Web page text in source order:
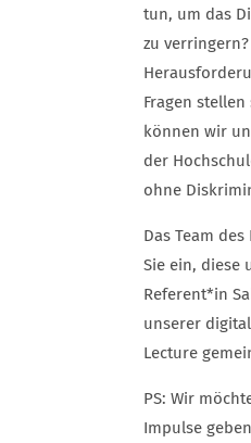
tun, um das
zu
Fragen
können wir
der
ohne
Das Team des
Sie ein, diese
Referent*in
unserer
Lecture
PS: Wir
Impulse